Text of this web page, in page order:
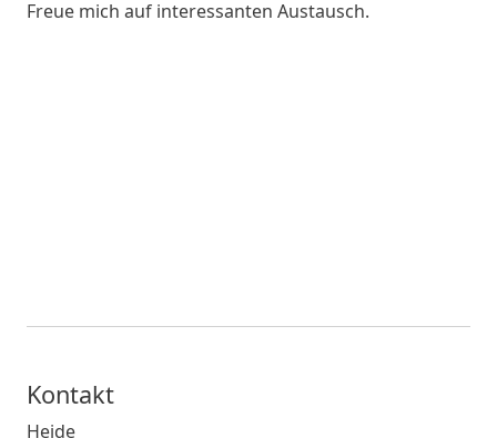
Freue mich auf interessanten Austausch.
Kontakt
Heide